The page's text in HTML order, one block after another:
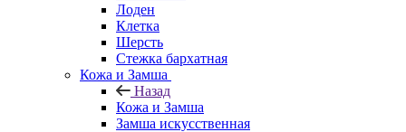
Лоден
Клетка
Шерсть
Стежка бархатная
Кожа и Замша
Назад
Кожа и Замша
Замша искусственная